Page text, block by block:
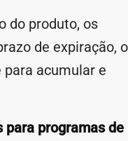
do produto, os
de expiração, o
acumular e
para programas de